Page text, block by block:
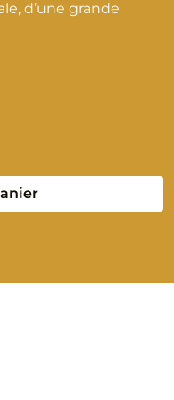
d’une grande